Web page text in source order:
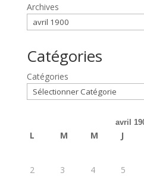
Archives
Catégories
Catégories
avril
L M M J
2
3 4 5